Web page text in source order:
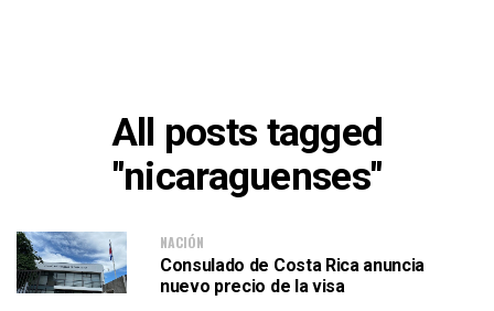
All posts tagged
"nicaraguenses"
NACIÓN
Consulado de Costa Rica anuncia
nuevo precio de la visa